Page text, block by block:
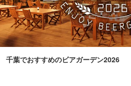
千葉でおすすめのビアガーデン2026